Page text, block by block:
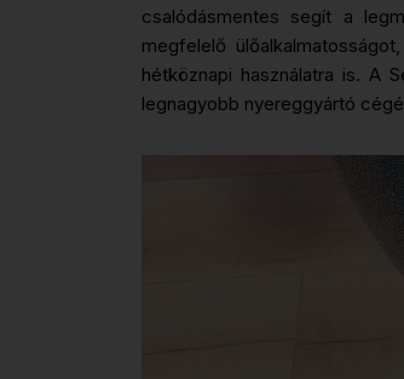
csalódásmentes segít a
megfelelő
hétköznapi használatra is. A
legnagyobb nyereggyártó